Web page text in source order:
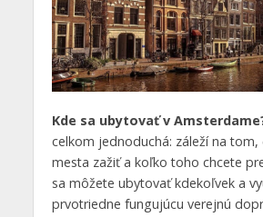
Kde sa ubytovať v
celkom jednoduchá: záleží na tom,
mesta zažiť a koľko toho chcete
sa môžete ubytovať kdekoľvek a
prvotriedne fungujúcu verejnú